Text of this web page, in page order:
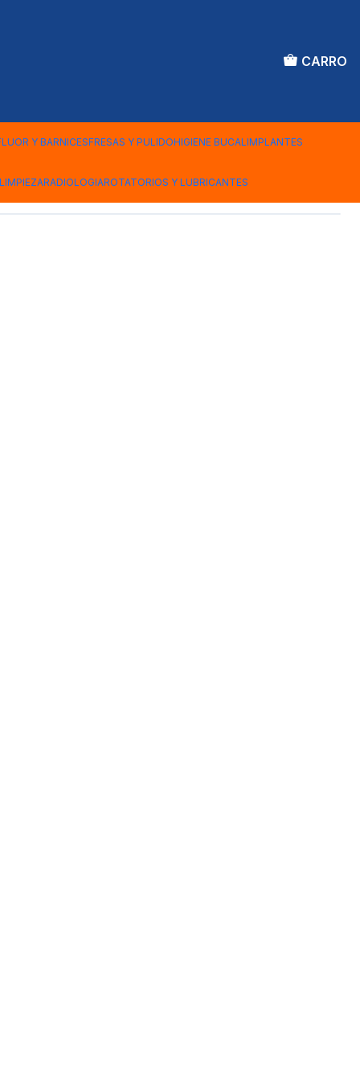
CARRO
Y BARNICESFRESAS Y PULIDOHIGIENE BUCALIMPLANTES
RADIOLOGIAROTATORIOS Y LUBRICANTES